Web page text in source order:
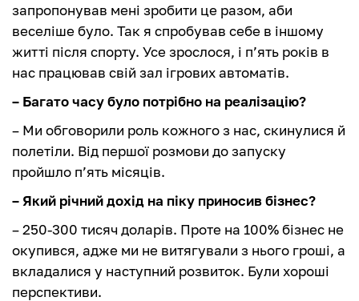
запропонував мені зробити це разом, аби
веселіше було. Так я спробував себе в іншому
житті після спорту. Усе зрослося, і п’ять років в
нас працював свій зал ігрових автоматів.
– Багато часу було потрібно на реалізацію?
– Ми обговорили роль кожного з нас, скинулися й
полетіли. Від першої розмови до запуску
пройшло п’ять місяців.
– Який річний дохід на піку приносив бізнес?
– 250-300 тисяч доларів. Проте на 100% бізнес не
окупився, адже ми не витягували з нього гроші, а
вкладалися у наступний розвиток. Були хороші
перспективи.